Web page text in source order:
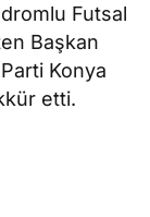
Futsal
Başkan
Konya
etti.